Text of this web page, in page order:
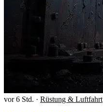
vor 6 Std. · Rüstung & Luftfahrt